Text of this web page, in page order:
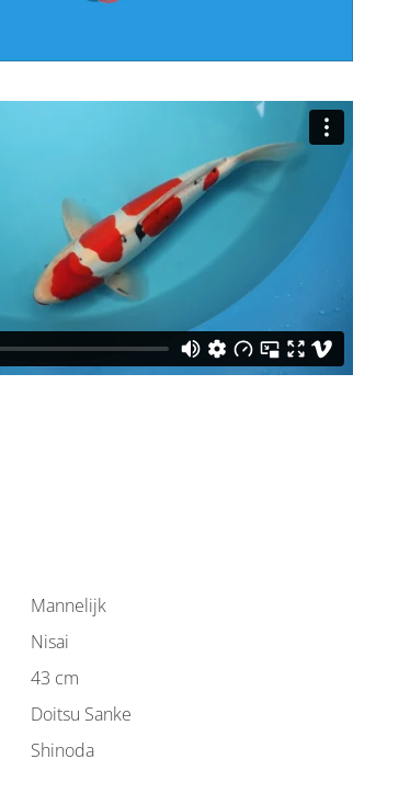
Mannelijk
Nisai
43 cm
Doitsu Sanke
Shinoda